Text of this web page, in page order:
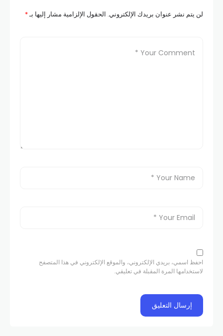
لن يتم نشر عنوان بريدك الإلكتروني. الحقول الإلزامية مشار إليها بـ*
احفظ اسمي، بريدي الإلكتروني، والموقع الإلكتروني في هذا المتصفح
لاستخدامها المرة المقبلة في تعليقي.